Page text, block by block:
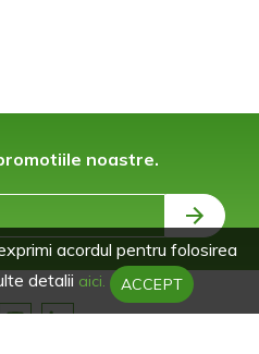
noastre.
acordul pentru folosirea
detalii aici. ACCEPT